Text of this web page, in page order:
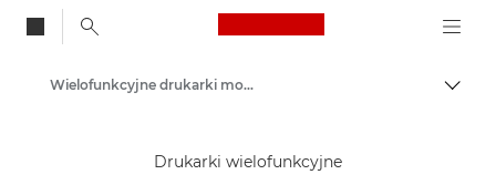
Canon Logo, back
Rozwiązania i usługi
Wielofunkcyjne drukarki monochromatyczne
Drukarki wielofunkcyjne